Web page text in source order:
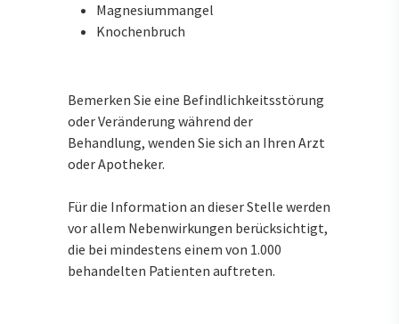
Magnesiummangel
Knochenbruch
Bemerken Sie eine Befindlichkeitsstörung
oder Veränderung während der
Behandlung, wenden Sie sich an Ihren Arzt
oder Apotheker.
Für die Information an dieser Stelle werden
vor allem Nebenwirkungen berücksichtigt,
die bei mindestens einem von 1.000
behandelten Patienten auftreten.